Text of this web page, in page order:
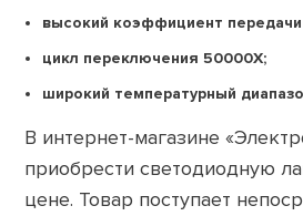
высокий коэффициент
цикл переключения 50000X;
широкий температурный
В интернет-магазине
приобрести светодиодную
цене. Товар поступает